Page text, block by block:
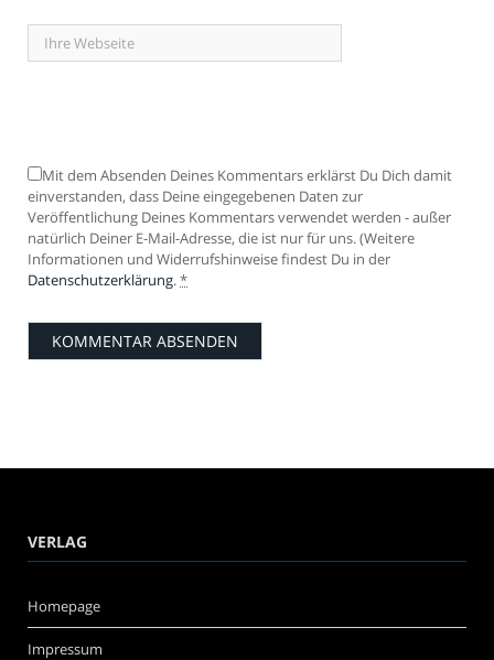
Mit dem Absenden Deines Kommentars erklärst Du Dich damit
einverstanden, dass Deine eingegebenen Daten zur
Veröffentlichung Deines Kommentars verwendet werden - außer
natürlich Deiner E-Mail-Adresse, die ist nur für uns. (Weitere
Informationen und Widerrufshinweise findest Du in der
Datenschutzerklärung.*
VERLAG
Homepage
Impressum